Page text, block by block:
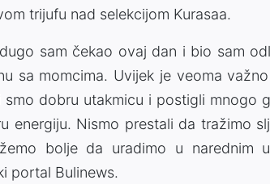
trijufu nad selekcijom Kurasaa.
sam čekao ovaj dan i bio sam
sa momcima. Uvijek je veoma
smo dobru utakmicu i postigli mnogo
energiju. Nismo prestali da tražimo
bolje da uradimo u narednim
portal Bulinews.